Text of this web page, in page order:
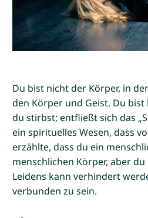
Du bist nicht der Körper, in
den Körper und Geist. Du
du stirbst; entfließt sich das
ein spirituelles Wesen, dass
erzählte, dass du ein
menschlichen Körper, aber
Leidens kann verhindert
verbunden zu sein.